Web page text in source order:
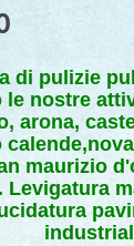
pulizie
le nostre
arona,
maurizio
Levigatura